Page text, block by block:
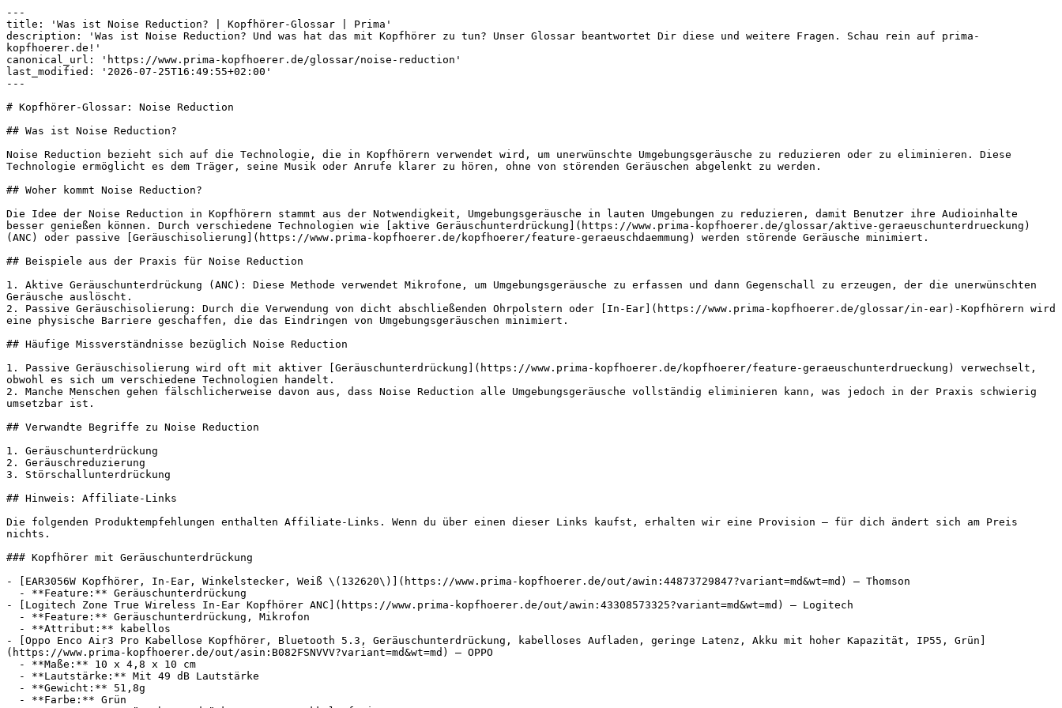
---
title: 'Was ist Noise Reduction? | Kopfhörer-Glossar | Prima'
description: 'Was ist Noise Reduction? Und was hat das mit Kopfhörer zu tun? Unser Glossar beantwortet Dir diese und weitere Fragen. Schau rein auf prima-
kopfhoerer.de!'
canonical_url: 'https://www.prima-kopfhoerer.de/glossar/noise-reduction'
last_modified: '2026-07-25T16:49:55+02:00'
---
# Kopfhörer-Glossar: Noise Reduction
## Was ist Noise Reduction?
Noise Reduction bezieht sich auf die Technologie, die in Kopfhörern verwendet wird, um unerwünschte Umgebungsgeräusche zu reduzieren oder zu eliminieren. Diese
Technologie ermöglicht es dem Träger, seine Musik oder Anrufe klarer zu hören, ohne von störenden Geräuschen abgelenkt zu werden.
## Woher kommt Noise Reduction?
Die Idee der Noise Reduction in Kopfhörern stammt aus der Notwendigkeit, Umgebungsgeräusche in lauten Umgebungen zu reduzieren, damit Benutzer ihre Audioinhalte
besser genießen können. Durch verschiedene Technologien wie [aktive Geräuschunterdrückung](https://www.prima-kopfhoerer.de/glossar/aktive-geraeuschunterdrueckung)
(ANC) oder passive [Geräuschisolierung](https://www.prima-kopfhoerer.de/kopfhoerer/feature-geraeuschdaemmung) werden störende Geräusche minimiert.
## Beispiele aus der Praxis für Noise Reduction
1. Aktive Geräuschunterdrückung (ANC): Diese Methode verwendet Mikrofone, um Umgebungsgeräusche zu erfassen und dann Gegenschall zu erzeugen, der die unerwünschten
Geräusche auslöscht.
2. Passive Geräuschisolierung: Durch die Verwendung von dicht abschließenden Ohrpolstern oder [In-Ear](https://www.prima-kopfhoerer.de/glossar/in-ear)-Kopfhörern wird
eine physische Barriere geschaffen, die das Eindringen von Umgebungsgeräuschen minimiert.
## Häufige Missverständnisse bezüglich Noise Reduction
1. Passive Geräuschisolierung wird oft mit aktiver [Geräuschunterdrückung](https://www.prima-kopfhoerer.de/kopfhoerer/feature-geraeuschunterdrueckung) verwechselt,
obwohl es sich um verschiedene Technologien handelt.
2. Manche Menschen gehen fälschlicherweise davon aus, dass Noise Reduction alle Umgebungsgeräusche vollständig eliminieren kann, was jedoch in der Praxis schwierig
umsetzbar ist.
## Verwandte Begriffe zu Noise Reduction
1. Geräuschunterdrückung
2. Geräuschreduzierung
3. Störschallunterdrückung
## Hinweis: Affiliate-Links
Die folgenden Produktempfehlungen enthalten Affiliate-Links. Wenn du über einen dieser Links kaufst, erhalten wir eine Provision — für dich ändert sich am Preis
nichts.
### Kopfhörer mit Geräuschunterdrückung
- [EAR3056W Kopfhörer, In-Ear, Winkelstecker, Weiß \(132620\)](https://www.prima-kopfhoerer.de/out/awin:44873729847?variant=md&wt=md) — Thomson
- [Logitech Zone True Wireless In-Ear Kopfhörer ANC](https://www.prima-kopfhoerer.de/out/awin:43308573325?variant=md&wt=md) — Logitech
- [Oppo Enco Air3 Pro Kabellose Kopfhörer, Bluetooth 5.3, Geräuschunterdrückung, kabelloses Aufladen, geringe Latenz, Akku mit hoher Kapazität, IP55, Grün]
(https://www.prima-kopfhoerer.de/out/asin:B082FSNVVV?variant=md&wt=md) — OPPO